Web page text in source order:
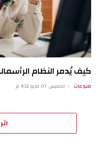
كيف يُدمر النظام
منوعات الخميس 07 مايو 4:11 م